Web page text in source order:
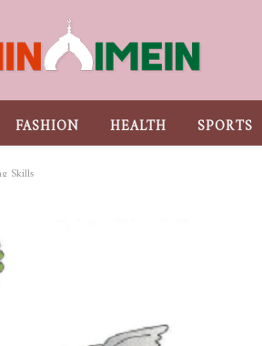
FASHION HEALTH SPORTS
Skills